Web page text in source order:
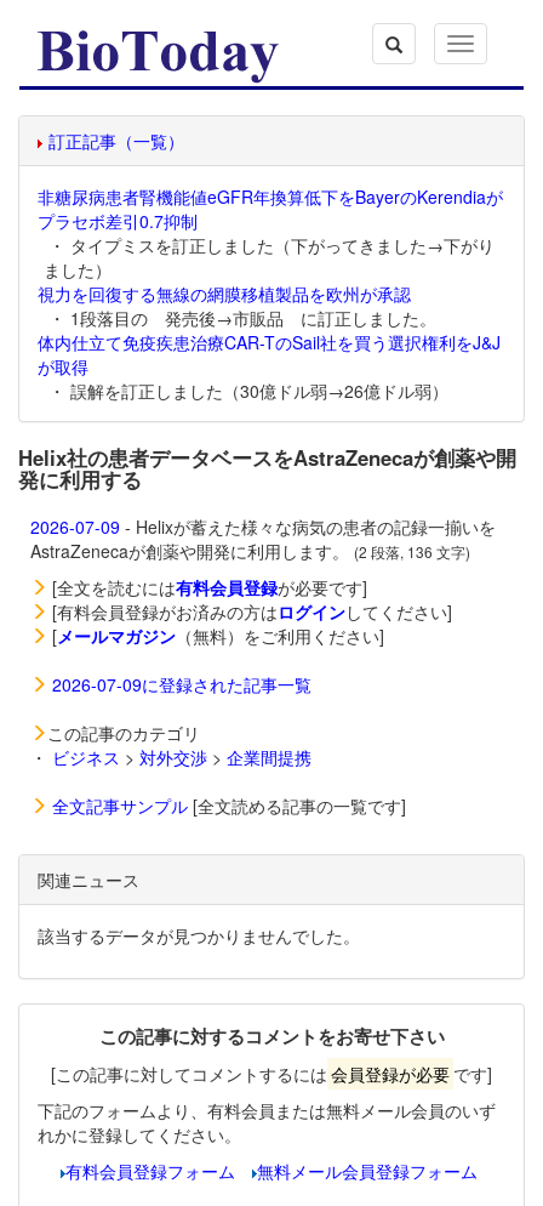
Toggle
navigation
訂正記事（一覧）
非糖尿病患者腎機能値eGFR年換算低下をBayerのKerendiaが
プラセボ差引0.7抑制
・ タイプミスを訂正しました（下がってきました→下がり
ました）
視力を回復する無線の網膜移植製品を欧州が承認
・ 1段落目の 発売後→市販品 に訂正しました。
体内仕立て免疫疾患治療CAR-TのSail社を買う選択権利をJ&J
が取得
・ 誤解を訂正しました（30億ドル弱→26億ドル弱）
Helix社の患者データベースをAstraZenecaが創薬や開
発に利用する
2026-07-09 - Helixが蓄えた様々な病気の患者の記録一揃いを
AstraZenecaが創薬や開発に利用します。
(2 段落, 136 文字)
[全文を読むには有料会員登録が必要です]
[有料会員登録がお済みの方はログインしてください]
[メールマガジン （無料）をご利用ください]
2026-07-09に登録された記事一覧
この記事のカテゴリ
・ ビジネス > 対外交渉 > 企業間提携
全文記事サンプル [全文読める記事の一覧です]
関連ニュース
該当するデータが見つかりませんでした。
この記事に対するコメントをお寄せ下さい
[この記事に対してコメントするには 会員登録が必要 です]
下記のフォームより、有料会員または無料メール会員のいず
れかに登録してください。
有料会員登録フォーム
無料メール会員登録フォーム